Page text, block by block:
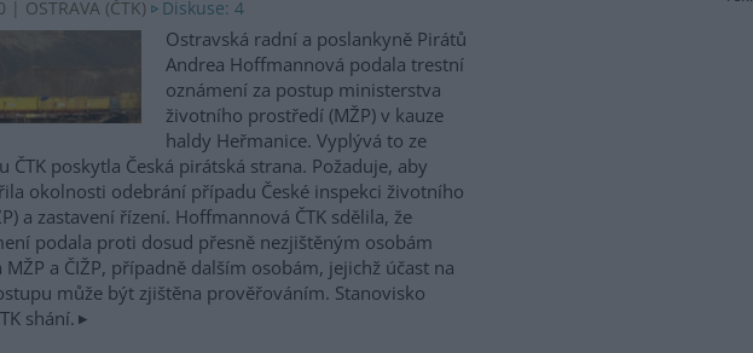
| OSTRAVA (ČTK) Diskuse: 4
Ostravská radní a poslankyně Pirátů
Andrea Hoffmannová podala trestní
oznámení za postup ministerstva
životního prostředí (MŽP) v kauze
haldy Heřmanice. Vyplývá to ze
ČTK poskytla Česká pirátská strana. Požaduje, aby
okolnosti odebrání případu České inspekci životního
a zastavení řízení. Hoffmannová ČTK sdělila, že
podala proti dosud přesně nezjištěným osobám
a ČIŽP, případně dalším osobám, jejichž účast na
může být zjištěna prověřováním. Stanovisko
shání.